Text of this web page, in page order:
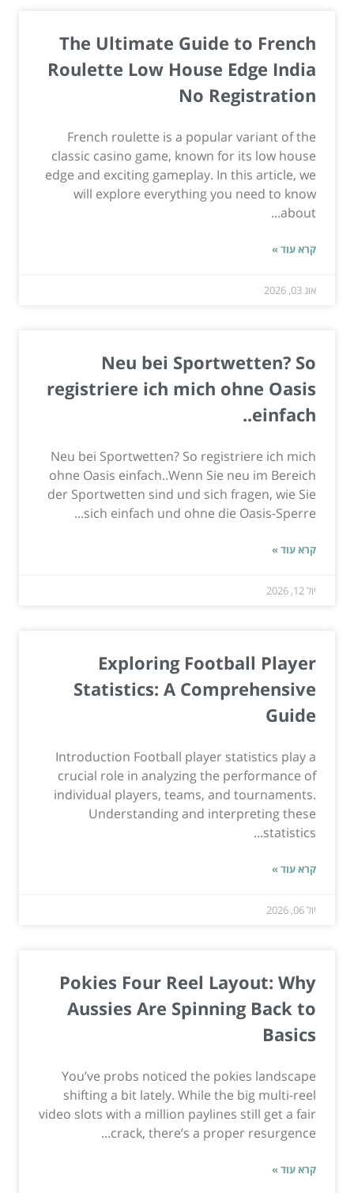
The Ultimate Guide to French
Roulette Low House Edge India
No Registration
French roulette is a popular variant of the
classic casino game, known for its low house
edge and exciting gameplay. In this article, we
will explore everything you need to know
about...
קרא עוד »
אוג 03, 2026
Neu bei Sportwetten? So
registriere ich mich ohne Oasis
einfach..
Neu bei Sportwetten? So registriere ich mich
ohne Oasis einfach..Wenn Sie neu im Bereich
der Sportwetten sind und sich fragen, wie Sie
sich einfach und ohne die Oasis-Sperre...
קרא עוד »
יול 12, 2026
Exploring Football Player
Statistics: A Comprehensive
Guide
Introduction Football player statistics play a
crucial role in analyzing the performance of
individual players, teams, and tournaments.
Understanding and interpreting these
statistics...
קרא עוד »
יול 06, 2026
Pokies Four Reel Layout: Why
Aussies Are Spinning Back to
Basics
You’ve probs noticed the pokies landscape
shifting a bit lately. While the big multi-reel
video slots with a million paylines still get a fair
crack, there’s a proper resurgence...
קרא עוד »